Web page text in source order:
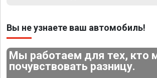
Вы не узнаете ваш автомобиль!
Мы работаем для тех, кто
почувствовать разницу.